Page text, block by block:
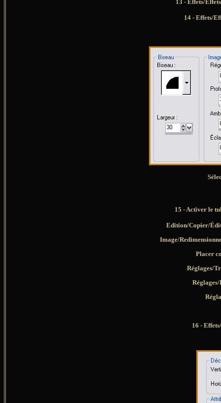
13 - Effets/
14 - Effets/
15 - Activer le
Edition/Copier/
Image/
Placer
Réglages/
16 -